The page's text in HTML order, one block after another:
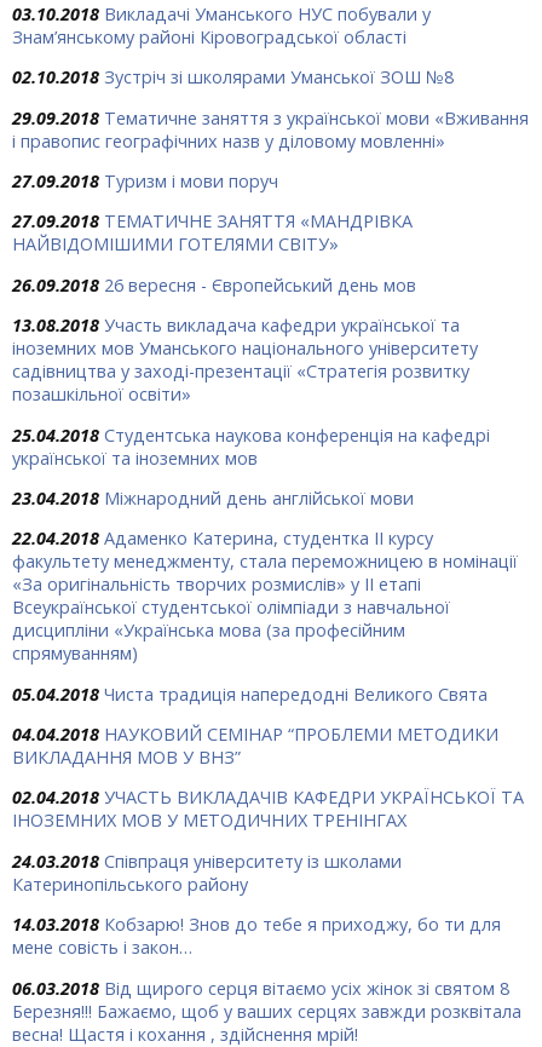
03.10.2018 Викладачі Уманського НУС побували у
Знам’янському районі Кіровоградської області
02.10.2018 Зустріч зі школярами Уманської ЗОШ №8
29.09.2018 Тематичне заняття з української мови «Вживання
і правопис географічних назв у діловому мовленні»
27.09.2018 Туризм і мови поруч
27.09.2018 ТЕМАТИЧНЕ ЗАНЯТТЯ «МАНДРІВКА
НАЙВІДОМІШИМИ ГОТЕЛЯМИ СВІТУ»
26.09.2018 26 вересня - Європейський день мов
13.08.2018 Участь викладача кафедри української та
іноземних мов Уманського національного університету
садівництва у заході-презентації «Стратегія розвитку
позашкільної освіти»
25.04.2018 Студентська наукова конференція на кафедрі
української та іноземних мов
23.04.2018 Міжнародний день англійської мови
22.04.2018 Адаменко Катерина, студентка ІІ курсу
факультету менеджменту, стала переможницею в номінації
«За оригінальність творчих розмислів» у ІІ етапі
Всеукраїнської студентської олімпіади з навчальної
дисципліни «Українська мова (за професійним
спрямуванням)
05.04.2018 Чиста традиція напередодні Великого Свята
04.04.2018 НАУКОВИЙ СЕМІНАР “ПРОБЛЕМИ МЕТОДИКИ
ВИКЛАДАННЯ МОВ У ВНЗ”
02.04.2018 УЧАСТЬ ВИКЛАДАЧІВ КАФЕДРИ УКРАЇНСЬКОЇ ТА
ІНОЗЕМНИХ МОВ У МЕТОДИЧНИХ ТРЕНІНГАХ
24.03.2018 Співпраця університету із школами
Катеринопільського району
14.03.2018 Кобзарю! Знов до тебе я приходжу, бо ти для
мене совість і закон…
06.03.2018 Від щирого серця вітаємо усіх жінок зі святом 8
Березня!!! Бажаємо, щоб у ваших серцях завжди розквітала
весна! Щастя і кохання , здійснення мрій!